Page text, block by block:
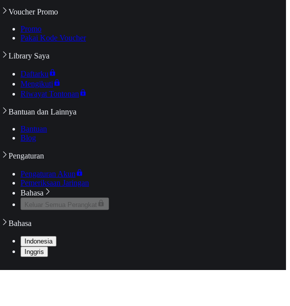
Voucher Promo
Promo
Pakai Kode Voucher
Library Saya
Daftarku
Mengikuti
Riwayat Tontonan
Bantuan dan Lainnya
Bantuan
Blog
Pengaturan
Pengaturan Akun
Pemeriksaan Jaringan
Bahasa
Keluar Semua Perangkat
Bahasa
Indonesia
Inggris